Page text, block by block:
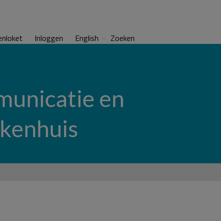
Inloggen English Zoeken
en